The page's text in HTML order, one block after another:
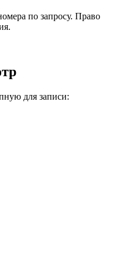
по запросу. Право
для записи: